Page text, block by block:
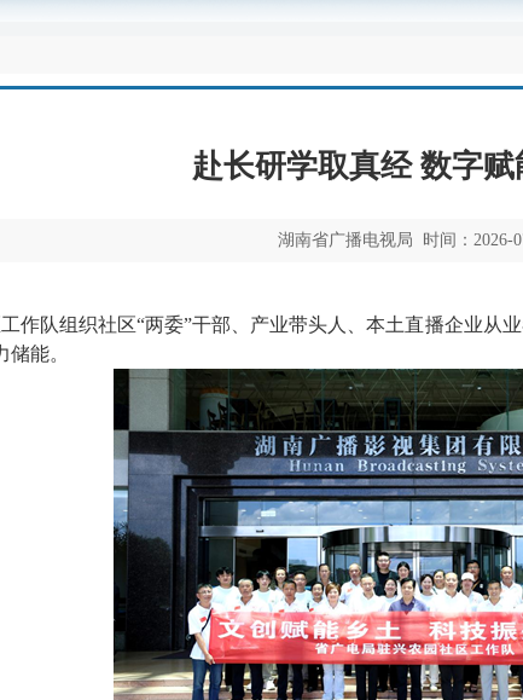
赴长研学取真经 数字赋
湖南省广播电视局 时间：2026-
作队组织社区“两委”干部、产业带头人、本土直播企业
能。